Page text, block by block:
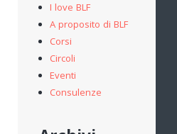
I love BLF
A proposito di BLF
Corsi
Circoli
Eventi
Consulenze